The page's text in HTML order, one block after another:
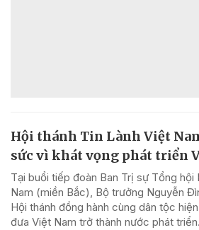
Hội thánh Tin Lành Việt
sức vì khát vọng phát triển
Tại buổi tiếp đoàn Ban Trị sự Tổng hội
Nam (miền Bắc), Bộ trưởng Nguyễn
Hội thánh đồng hành cùng dân tộc
đưa Việt Nam trở thành nước phát